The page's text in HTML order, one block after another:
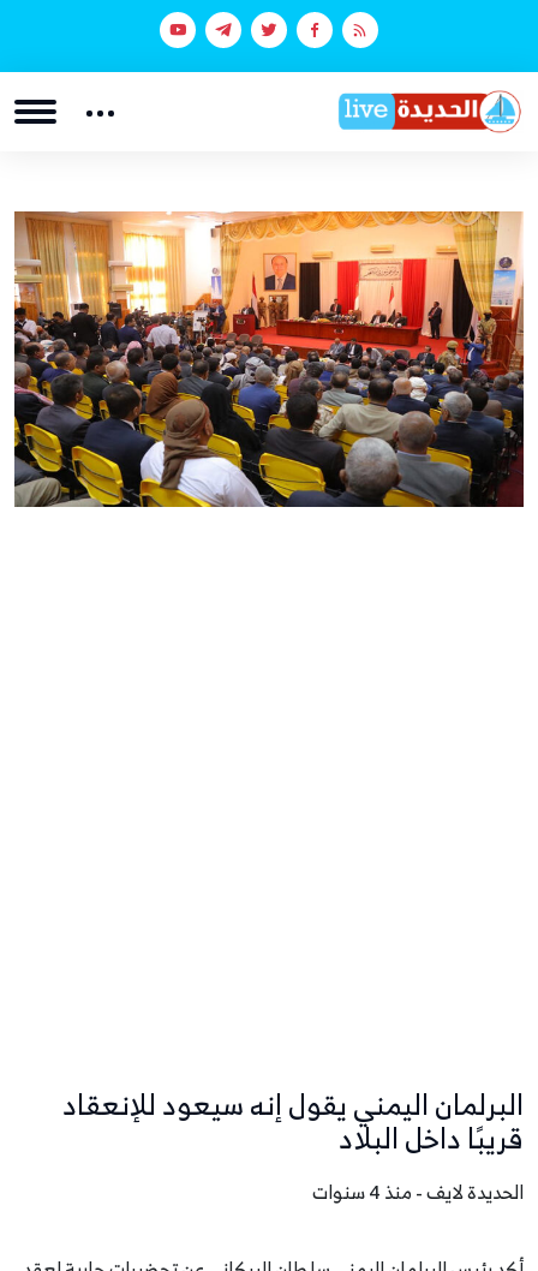
البرلمان اليمني يقول إنه سيعود للإنعقاد
قريبًا داخل البلاد
الحديدة لايف - منذ 4 سنوات